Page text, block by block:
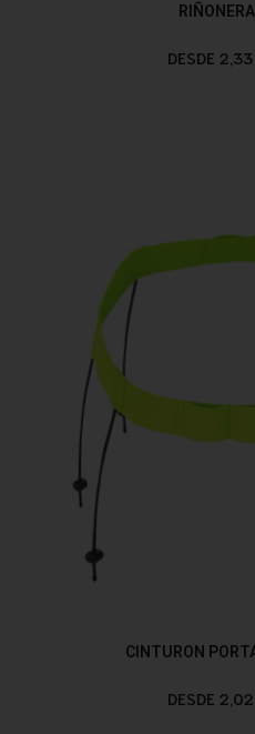
DESDE
CINTURON
DESDE